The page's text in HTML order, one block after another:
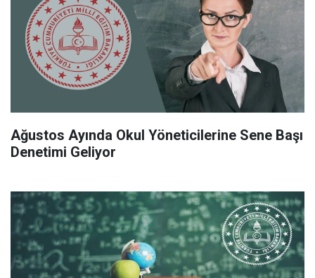
Ağustos Ayında Okul Yöneticilerine Sene Başı
Denetimi Geliyor